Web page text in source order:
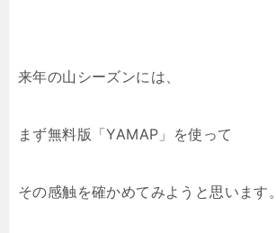
来年の山シーズンには、
まず無料版「YAMAP」を使って
その感触を確かめてみようと思います。